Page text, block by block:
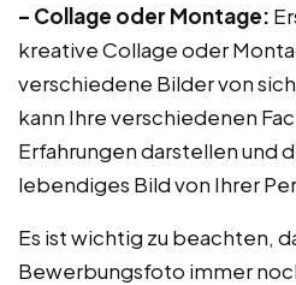
– Collage oder Montage:
kreative Collage oder
verschiedene Bilder von
kann Ihre verschiedenen
Erfahrungen darstellen und
lebendiges Bild von Ihrer
Es ist wichtig zu beachten,
Bewerbungsfoto immer